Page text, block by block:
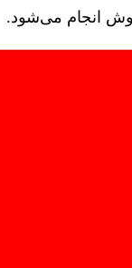
روش انجام می‌شود.